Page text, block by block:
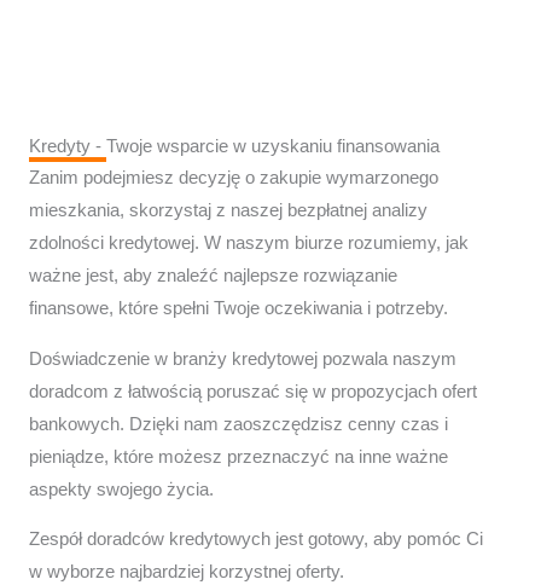
Kredyty - Twoje wsparcie w uzyskaniu finansowania
Zanim podejmiesz decyzję o zakupie wymarzonego
mieszkania, skorzystaj z naszej bezpłatnej analizy
zdolności kredytowej. W naszym biurze rozumiemy, jak
ważne jest, aby znaleźć najlepsze rozwiązanie
finansowe, które spełni Twoje oczekiwania i potrzeby.
Doświadczenie w branży kredytowej pozwala naszym
doradcom z łatwością poruszać się w propozycjach ofert
bankowych. Dzięki nam zaoszczędzisz cenny czas i
pieniądze, które możesz przeznaczyć na inne ważne
aspekty swojego życia.
Zespół doradców kredytowych jest gotowy, aby pomóc Ci
w wyborze najbardziej korzystnej oferty.